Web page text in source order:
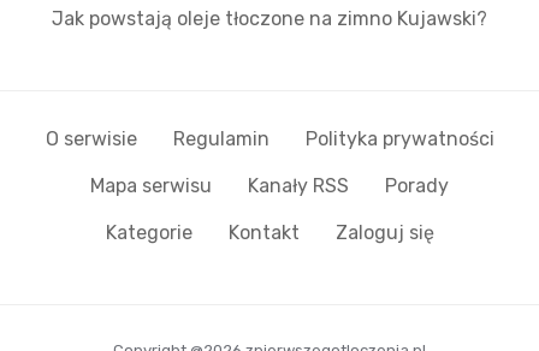
Jak powstają oleje tłoczone na zimno Kujawski?
O serwisie Regulamin Polityka prywatności
Mapa serwisu Kanały RSS Porady
Kategorie Kontakt Zaloguj się